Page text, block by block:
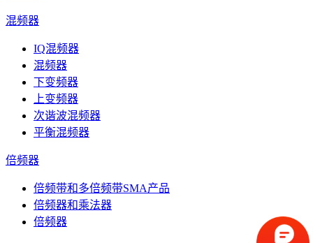
混频器
IQ混频器
混频器
下变频器
上变频器
次谐波混频器
平衡混频器
倍频器
倍频带和多倍频带SMA产品
倍频器和乘法器
倍频器